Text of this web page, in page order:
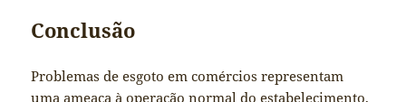
Conclusão
Problemas de esgoto em comércios representam
uma ameaça à operação normal do estabelecimento,